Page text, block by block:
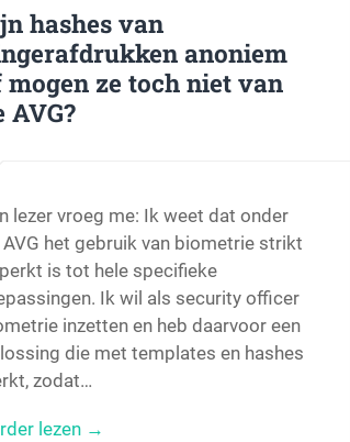
hashes van
anoniem
mogen ze toch niet van
AVG?
lezer vroeg me: Ik weet dat onder
het gebruik van biometrie strikt
is tot hele specifieke
Ik wil als security officer
inzetten en heb daarvoor een
die met templates en hashes
zodat…
lezen →